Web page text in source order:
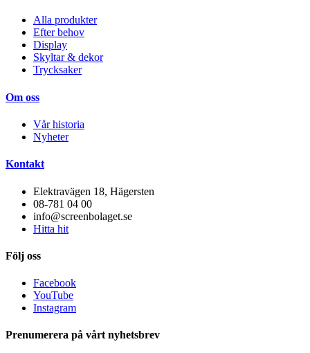
Alla produkter
Efter behov
Display
Skyltar & dekor
Trycksaker
Om oss
Vår historia
Nyheter
Kontakt
Elektravägen 18, Hägersten
08-781 04 00
info@screenbolaget.se
Hitta hit
Följ oss
Facebook
YouTube
Instagram
Prenumerera på vårt nyhetsbrev